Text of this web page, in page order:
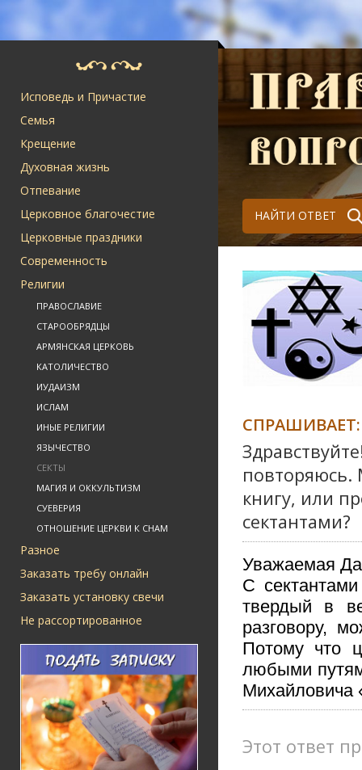
Исповедь и Причастие
Семья
Крещение
Духовная жизнь
Отпевание
Церковное благочестие
Церковные праздники
Современность
Религии
ПРАВОСЛАВИЕ
СТАРООБРЯДЦЫ
АРМЯНСКАЯ ЦЕРКОВЬ
КАТОЛИЧЕСТВО
ИУДАИЗМ
ИСЛАМ
ИНЫЕ РЕЛИГИИ
ЯЗЫЧЕСТВО
СЕКТЫ
МАГИЯ И ОККУЛЬТИЗМ
СУЕВЕРИЯ
ОТНОШЕНИЕ ЦЕРКВИ К СНАМ
Разное
Заказать требу онлайн
Заказать установку свечи
Не рассортированное
НАЙТИ ОТВЕТ
СПРАШИВАЕТ:
повторяюсь.
книгу, или
сектантами?
Уважаемая
С
твердый в
разговору,
Потому что
любыми
Михайловича
Этот ответ